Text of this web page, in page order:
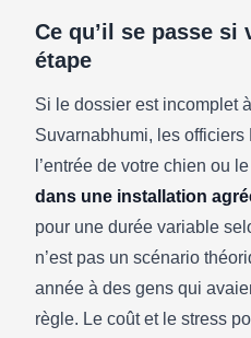
Ce qu’il se passe si
étape
Si le dossier est incomplet
Suvarnabhumi, les
l’entrée de votre chien ou
dans une installation
pour une durée variable
n’est pas un scénario
année à des gens qui
règle. Le coût et le stress